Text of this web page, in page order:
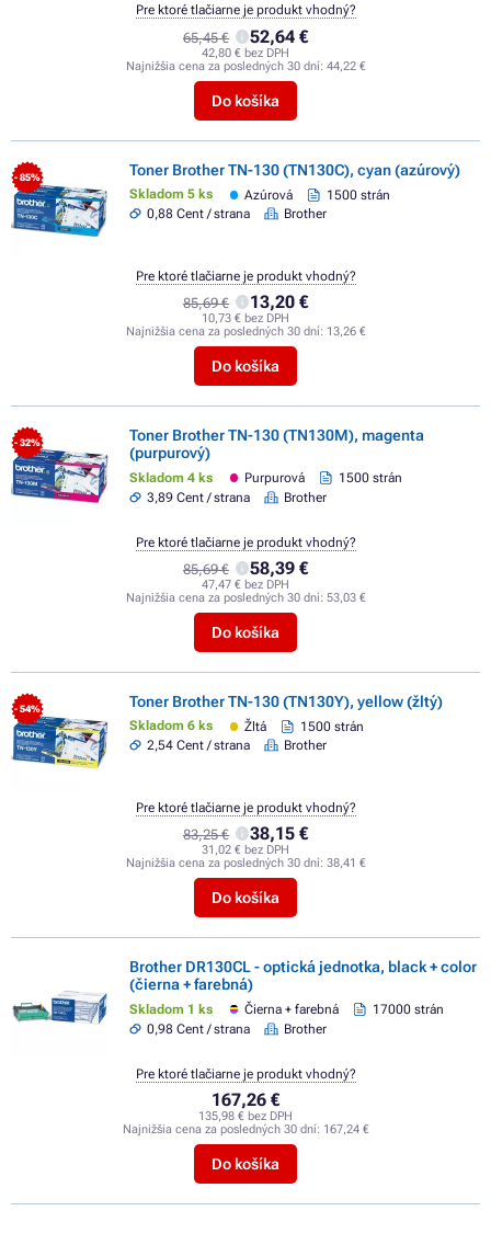
65,45 € 52,64 €
42,80 € bez DPH
Najnižšia cena za posledných 30 dní: 44,22 €
Do košíka
Pre ktoré tlačiarne je produkt vhodný?
- 85% Toner Brother TN-130 (TN130C), cyan (azúrový)
Skladom 5 ks Azúrová
1500 strán
0,88 Cent / strana
Brother
85,69 € 13,20 €
10,73 € bez DPH
Najnižšia cena za posledných 30 dní: 13,26 €
Do košíka
Pre ktoré tlačiarne je produkt vhodný?
- 32%
Toner Brother TN-130 (TN130M), magenta
(purpurový)
Skladom 4 ks Purpurová
1500 strán
3,89 Cent / strana
Brother
85,69 € 58,39 €
47,47 € bez DPH
Najnižšia cena za posledných 30 dní: 53,03 €
Do košíka
Pre ktoré tlačiarne je produkt vhodný?
- 54% Toner Brother TN-130 (TN130Y), yellow (žltý)
Skladom 6 ks Žltá
1500 strán
2,54 Cent / strana
Brother
83,25 € 38,15 €
31,02 € bez DPH
Najnižšia cena za posledných 30 dní: 38,41 €
Do košíka
Pre ktoré tlačiarne je produkt vhodný?
Brother DR130CL - optická jednotka, black + color
(čierna + farebná)
Skladom 1 ks Čierna + farebná
17000 strán
0,98 Cent / strana
Brother
167,26 €
135,98 € bez DPH
Najnižšia cena za posledných 30 dní: 167,24 €
Do košíka
Pre ktoré tlačiarne je produkt vhodný?